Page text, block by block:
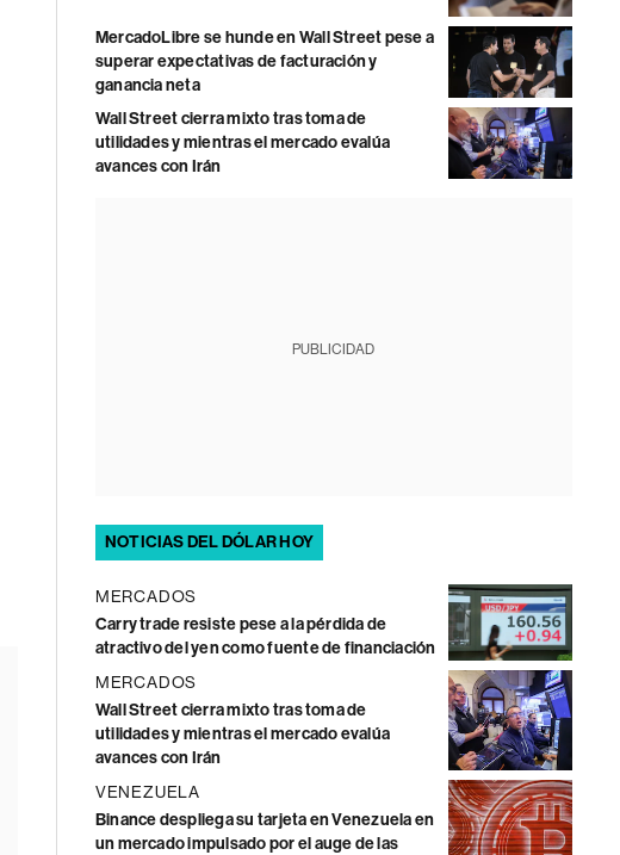
MercadoLibre se hunde en Wall Street pese a
superar expectativas de facturación y
ganancia neta
Wall Street cierra mixto tras toma de
utilidades y mientras el mercado evalúa
avances con Irán
PUBLICIDAD
NOTICIAS DEL DÓLAR HOY
MERCADOS
Carry trade resiste pese a la pérdida de
atractivo del yen como fuente de financiación
MERCADOS
Wall Street cierra mixto tras toma de
utilidades y mientras el mercado evalúa
avances con Irán
VENEZUELA
Binance despliega su tarjeta en Venezuela en
un mercado impulsado por el auge de las